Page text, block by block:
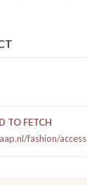
TO FETCH
fashion/